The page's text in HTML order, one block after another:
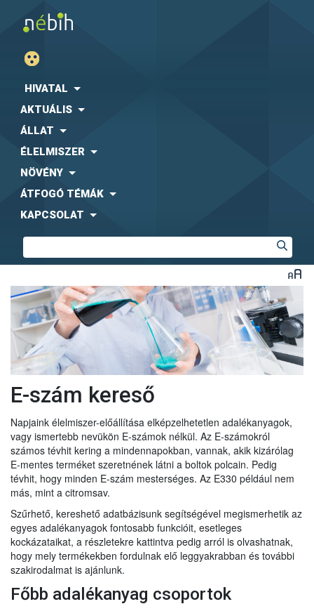
HIVATAL
AKTUÁLIS
ÁLLAT
ÉLELMISZER
NÖVÉNY
ÁTFOGÓ TÉMÁK
KAPCSOLAT
E-szám kereső
Napjaink élelmiszer-előállítása elképzelhetetlen adalékanyagok,
vagy ismertebb nevükön E-számok nélkül. Az E-számokról
számos tévhit kering a mindennapokban, vannak, akik kizárólag
E-mentes terméket szeretnének látni a boltok polcain. Pedig
tévhit, hogy minden E-szám mesterséges. Az E330 például nem
más, mint a citromsav.
Szűrhető, kereshető adatbázisunk segítségével megismerhetik az
egyes adalékanyagok fontosabb funkcióit, esetleges
kockázataikat, a részletekre kattintva pedig arról is olvashatnak,
hogy mely termékekben fordulnak elő leggyakrabban és további
szakirodalmat is ajánlunk.
Főbb adalékanyag csoportok